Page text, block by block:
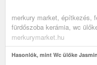
merkury market, építkezés,
fürdőszoba kerámia, wc
merkurymarket.hu
Hasonlók, mint Wc ülőke Jasmin